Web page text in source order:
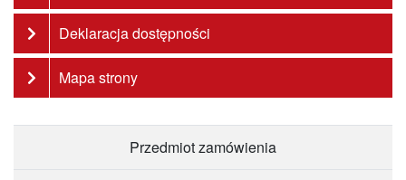
Deklaracja dostępności
Mapa strony
Przedmiot zamówienia